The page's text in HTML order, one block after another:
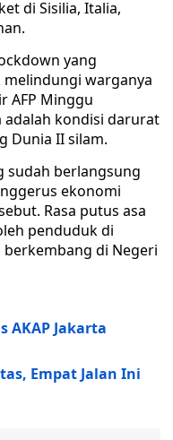
di Sisilia, Italia,
yang
melindungi warganya
AFP Minggu
adalah kondisi darurat
Dunia II silam.
sudah berlangsung
ekonomi
Rasa putus asa
penduduk di
berkembang di Negeri
AKAP Jakarta
Empat Jalan Ini